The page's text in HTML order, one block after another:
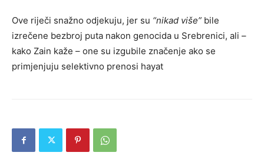
Ove riječi snažno odjekuju, jer su “nikad više” bile
izrečene bezbroj puta nakon genocida u Srebrenici, ali –
kako Zain kaže – one su izgubile značenje ako se
primjenjuju selektivno prenosi hayat